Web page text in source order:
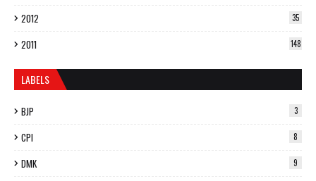
2012 35
2011 148
LABELS
BJP 3
CPI 8
DMK 9